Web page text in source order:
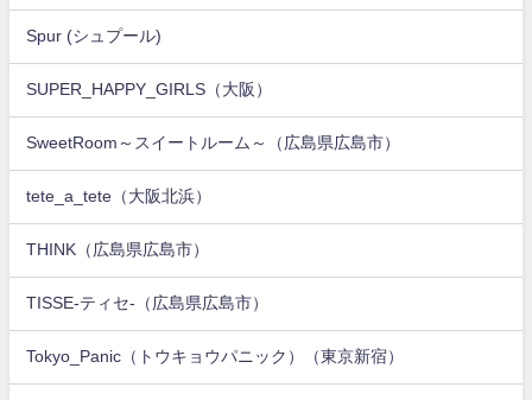
Spur (シュプール)
SUPER_HAPPY_GIRLS（大阪）
SweetRoom～スイートルーム～（広島県広島市）
tete_a_tete（大阪北浜）
THINK（広島県広島市）
TISSE-ティセ-（広島県広島市）
Tokyo_Panic（トウキョウパニック）（東京新宿）